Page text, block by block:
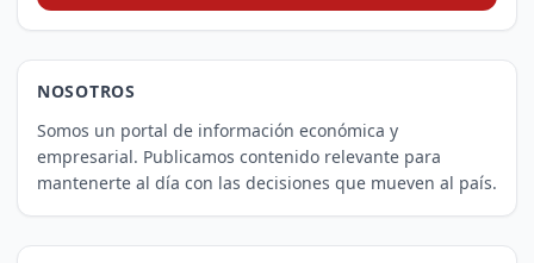
NOSOTROS
Somos un portal de información económica y
empresarial. Publicamos contenido relevante para
mantenerte al día con las decisiones que mueven al país.